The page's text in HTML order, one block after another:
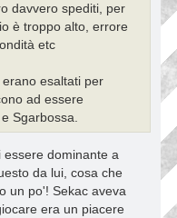
davvero spediti, per
è troppo alto, errore
etc
esaltati per
ad essere
Sgarbossa.
dominante a
da lui, cosa che
un po'! Sekac aveva
era un piacere